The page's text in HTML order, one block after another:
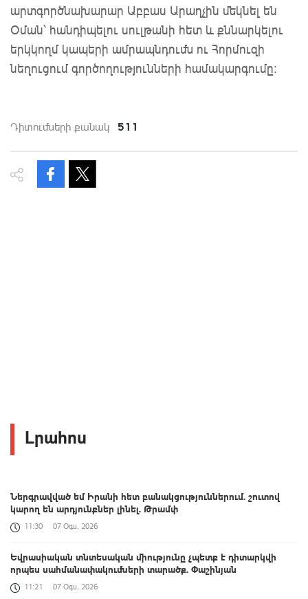
արտգործնախարար Աբբաս Արաղչին մեկնել են
Օման՝ հանդիպելու սուլթանի հետ և քննարկելու
երկկողմ կապերի ամրապնդումն ու Հորմուզի
նեղուցում գործողությունների համակարգումը։
Դիտումների քանակ 511
Լրահոս
Ներգրավված եմ Իրանի հետ բանակցություններում. շուտով
կարող են արդյունքներ լինել. Թրամփ
11:30 07 Օգս, 2026
Եվրասիական տնտեսական միությունը չպետք է դիտարկվի
որպես սահմանափակումների տարածք. Փաշինյան
11:21 07 Օգս, 2026